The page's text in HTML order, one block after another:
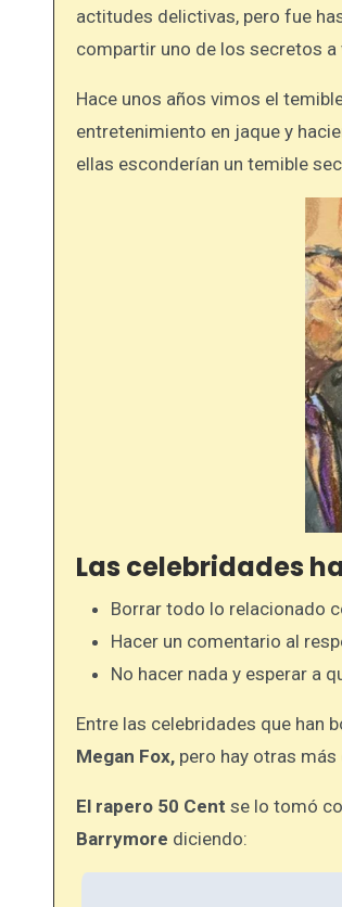
actitudes delictivas, pero fue
compartir uno de los secretos
Hace unos años vimos el
entretenimiento en jaque y
ellas esconderían un temible
Las celebridades
Borrar todo lo relacionado
Hacer un comentario al
No hacer nada y esperar a
Entre las celebridades que han
Megan Fox, pero hay otras
El rapero 50 Cent se lo tomó
Barrymore diciendo: